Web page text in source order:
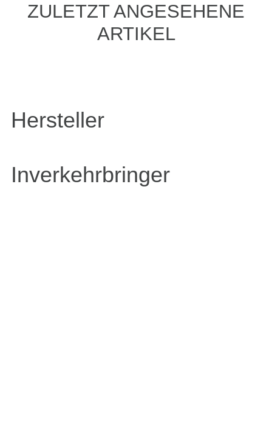
ZULETZT ANGESEHENE
ARTIKEL
Hersteller
Inverkehrbringer